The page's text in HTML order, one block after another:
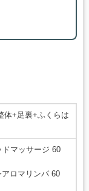
体+足裏+ふくらは
マッサージ 60
ロマリンパ 60